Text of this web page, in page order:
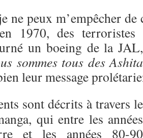
ne peux m’empêcher de
1970, des terroristes
un boeing de la
sommes tous des
leur message
sont décrits à travers le
qui entre les années
et les années 80-90